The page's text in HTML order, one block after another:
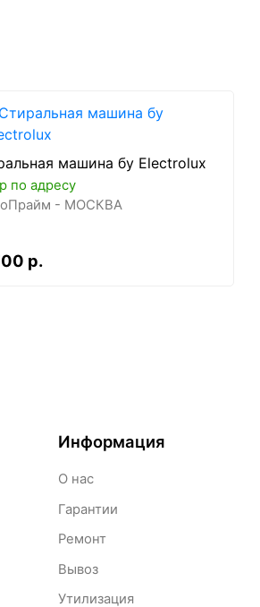
машина бу Electrolux
по адресу
- МОСКВА
р.
Информация
О нас
Гарантии
Ремонт
Вывоз
Утилизация